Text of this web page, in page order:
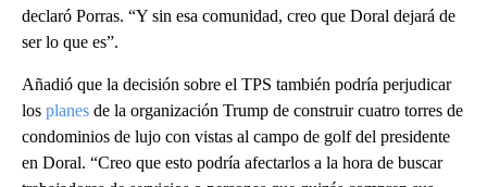
declaró Porras. “Y sin esa comunidad, creo que Doral dejará de
ser lo que es”.
Añadió que la decisión sobre el TPS también podría perjudicar
los planes de la organización Trump de construir cuatro torres de
condominios de lujo con vistas al campo de golf del presidente
en Doral. “Creo que esto podría afectarlos a la hora de buscar